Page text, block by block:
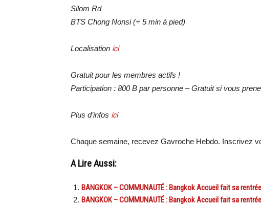
Silom Rd
BTS Chong Nonsi (+ 5 min à pied)
Localisation ici
Gratuit pour les membres actifs !
Participation : 800 B par personne – Gratuit si vous
Plus d’infos ici
Chaque semaine, recevez Gavroche Hebdo. Inscrivez
A Lire Aussi:
BANGKOK – COMMUNAUTÉ : Bangkok Accueil fait sa
BANGKOK – COMMUNAUTÉ : Bangkok Accueil fait sa